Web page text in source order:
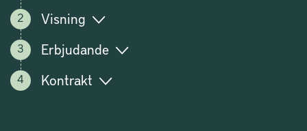
Visning
Erbjudande
Kontrakt